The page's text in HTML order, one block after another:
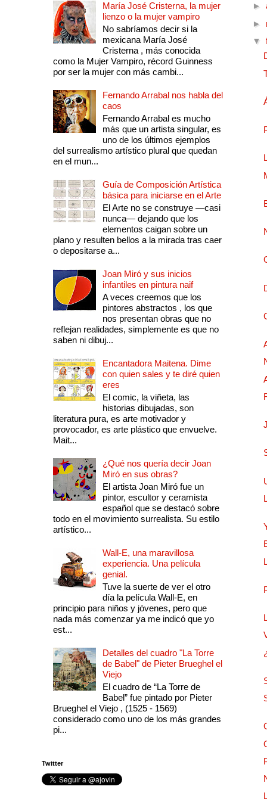
María José Cristerna, la mujer
lienzo o la mujer vampiro
No sabríamos decir si la
mexicana María José
Cristerna , más conocida
como la Mujer Vampiro, récord Guinness
por ser la mujer con más cambi...
Fernando Arrabal nos habla del
caos
Fernando Arrabal es mucho
más que un artista singular, es
uno de los últimos ejemplos
del surrealismo artístico plural que quedan
en el mun...
Guía de Composición Artística
básica para iniciarse en el Arte
El Arte no se construye —casi
nunca— dejando que los
elementos caigan sobre un
plano y resulten bellos a la mirada tras caer
o depositarse a...
Joan Miró y sus inicios
infantiles en pintura naif
A veces creemos que los
pintores abstractos , los que
nos presentan obras que no
reflejan realidades, simplemente es que no
saben ni dibuj...
Encantadora Maitena. Dime
con quien sales y te diré quien
eres
El comic, la viñeta, las
historias dibujadas, son
literatura pura, es arte motivador y
provocador, es arte plástico que envuelve.
Mait...
¿Qué nos quería decir Joan
Miró en sus obras?
El artista Joan Miró fue un
pintor, escultor y ceramista
español que se destacó sobre
todo en el movimiento surrealista. Su estilo
artístico...
Wall-E, una maravillosa
experiencia. Una película
genial.
Tuve la suerte de ver el otro
día la película Wall-E, en
principio para niños y jóvenes, pero que
nada más comenzar ya me indicó que yo
est...
Detalles del cuadro "La Torre
de Babel" de Pieter Brueghel el
Viejo
El cuadro de “La Torre de
Babel” fue pintado por Pieter
Brueghel el Viejo , (1525 - 1569)
considerado como uno de los más grandes
pi...
Twitter
►
►
▼